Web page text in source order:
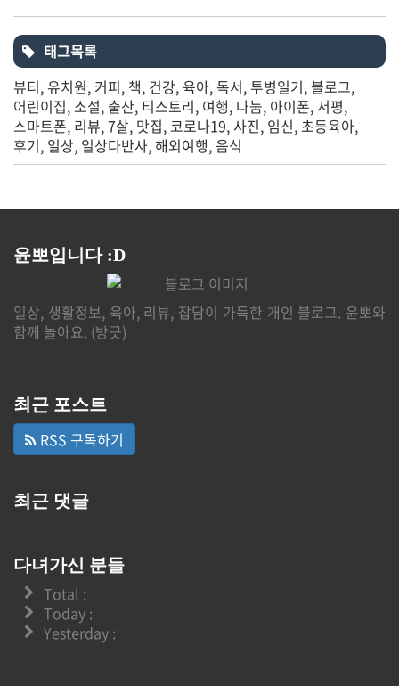
태그목록
뷰티 유치원 커피 책 건강 육아 독서 투병일기 블로그
어린이집 소설 출산 티스토리 여행 나눔 아이폰 서평
스마트폰 리뷰 7살 맛집 코로나19 사진 임신 초등육아
후기 일상 일상다반사 해외여행 음식
윤뽀입니다 :D
일상, 생활정보, 육아, 리뷰, 잡담이 가득한 개인 블로그. 윤뽀와
함께 놀아요. (방긋)
최근 포스트
RSS 구독하기
최근 댓글
다녀가신 분들
Total :
Today :
Yesterday :